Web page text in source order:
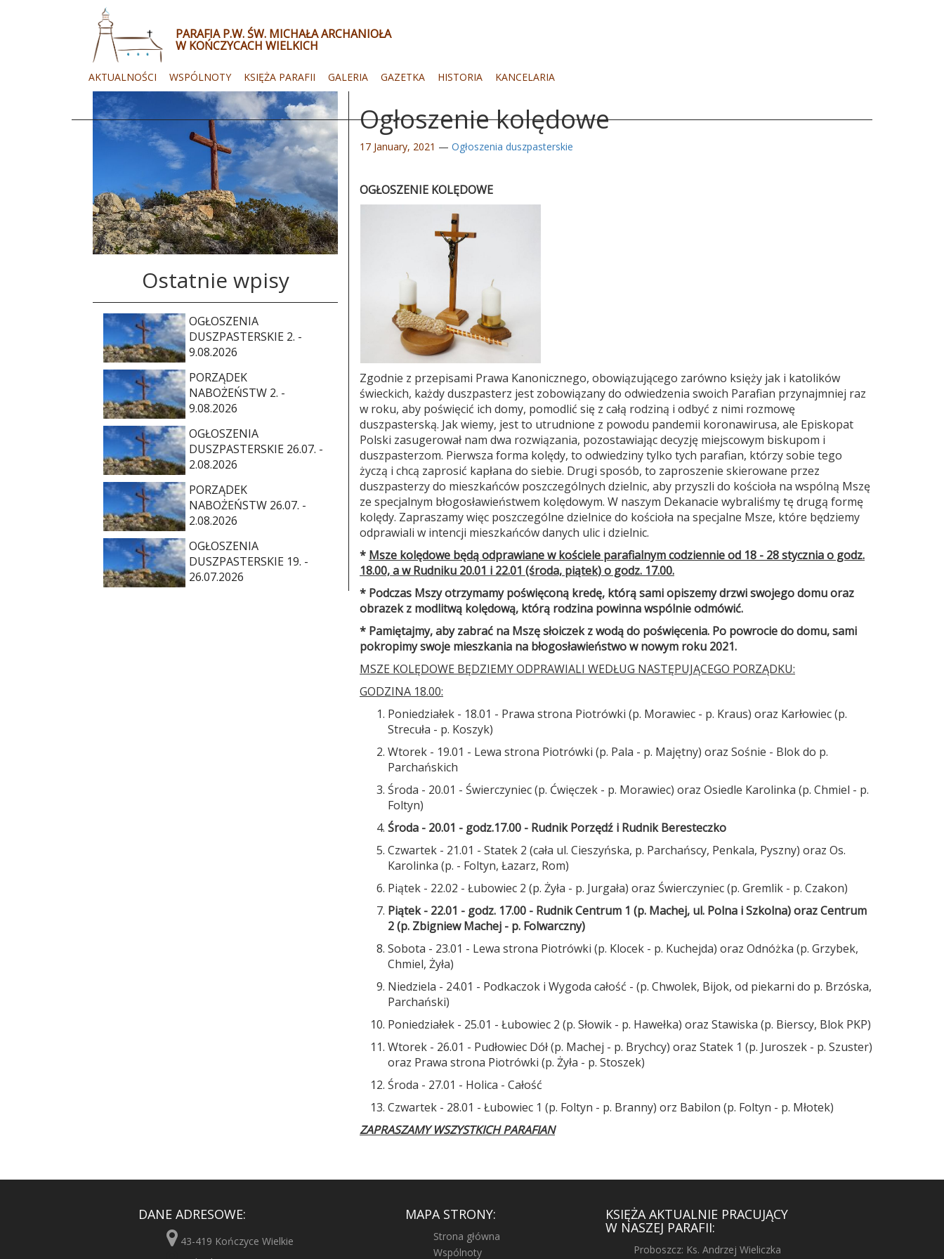
PARAFIA P.W. ŚW. MICHAŁA ARCHANIOŁA
W KOŃCZYCACH WIELKICH
WSPÓLNOTY KSIĘŻA PARAFII GALERIA GAZETKA HISTORIA KANCELARIA
AKTUALNOŚCI
Ogłoszenie kolędowe
17 January, 2021 — Ogłoszenia duszpasterskie
OGŁOSZENIE KOLĘDOWE
Zgodnie z przepisami Prawa Kanonicznego, obowiązującego zarówno księży jak i katolików
świeckich, każdy duszpasterz jest zobowiązany do odwiedzenia swoich Parafian przynajmniej raz
w roku, aby poświęcić ich domy, pomodlić się z całą rodziną i odbyć z nimi rozmowę
duszpasterską. Jak wiemy, jest to utrudnione z powodu pandemii koronawirusa, ale Episkopat
Polski zasugerował nam dwa rozwiązania, pozostawiając decyzję miejscowym biskupom i
duszpasterzom. Pierwsza forma kolędy, to odwiedziny tylko tych parafian, którzy sobie tego
życzą i chcą zaprosić kapłana do siebie. Drugi sposób, to zaproszenie skierowane przez
duszpasterzy do mieszkańców poszczególnych dzielnic, aby przyszli do kościoła na wspólną Mszę
ze specjalnym błogosławieństwem kolędowym. W naszym Dekanacie wybraliśmy tę drugą formę
kolędy. Zapraszamy więc poszczególne dzielnice do kościoła na specjalne Msze, które będziemy
odprawiali w intencji mieszkańców danych ulic i dzielnic.
* Msze kolędowe będą odprawiane w kościele parafialnym codziennie od 18 - 28 stycznia o godz.
18.00, a w Rudniku 20.01 i 22.01 (środa, piątek) o godz. 17.00.
* Podczas Mszy otrzymamy poświęconą kredę, którą sami opiszemy drzwi swojego domu oraz
obrazek z modlitwą kolędową, którą rodzina powinna wspólnie odmówić.
* Pamiętajmy, aby zabrać na Mszę słoiczek z wodą do poświęcenia. Po powrocie do domu, sami
pokropimy swoje mieszkania na błogosławieństwo w nowym roku 2021.
MSZE KOLĘDOWE BĘDZIEMY ODPRAWIALI WEDŁUG NASTĘPUJĄCEGO PORZĄDKU:
GODZINA 18.00:
Poniedziałek - 18.01 - Prawa strona Piotrówki (p. Morawiec - p. Kraus) oraz Karłowiec (p.
Strecuła - p. Koszyk)
Wtorek - 19.01 - Lewa strona Piotrówki (p. Pala - p. Majętny) oraz Sośnie - Blok do p.
Parchańskich
Środa - 20.01 - Świerczyniec (p. Ćwięczek - p. Morawiec) oraz Osiedle Karolinka (p. Chmiel - p.
Foltyn)
Środa - 20.01 - godz.17.00 - Rudnik Porzędź i Rudnik Beresteczko
Czwartek - 21.01 - Statek 2 (cała ul. Cieszyńska, p. Parchańscy, Penkala, Pyszny) oraz Os.
Karolinka (p. - Foltyn, Łazarz, Rom)
Piątek - 22.02 - Łubowiec 2 (p. Żyła - p. Jurgała) oraz Świerczyniec (p. Gremlik - p. Czakon)
Piątek - 22.01 - godz. 17.00 - Rudnik Centrum 1 (p. Machej, ul. Polna i Szkolna) oraz Centrum
2 (p. Zbigniew Machej - p. Folwarczny)
Sobota - 23.01 - Lewa strona Piotrówki (p. Klocek - p. Kuchejda) oraz Odnóżka (p. Grzybek,
Chmiel, Żyła)
Niedziela - 24.01 - Podkaczok i Wygoda całość - (p. Chwolek, Bijok, od piekarni do p. Brzóska,
Parchański)
Poniedziałek - 25.01 - Łubowiec 2 (p. Słowik - p. Hawełka) oraz Stawiska (p. Bierscy, Blok PKP)
Wtorek - 26.01 - Pudłowiec Dół (p. Machej - p. Brychcy) oraz Statek 1 (p. Juroszek - p. Szuster)
oraz Prawa strona Piotrówki (p. Żyła - p. Stoszek)
Środa - 27.01 - Holica - Całość
Czwartek - 28.01 - Łubowiec 1 (p. Foltyn - p. Branny) orz Babilon (p. Foltyn - p. Młotek)
ZAPRASZAMY WSZYSTKICH PARAFIAN
Ostatnie wpisy
OGŁOSZENIA
DUSZPASTERSKIE 2. -
9.08.2026
PORZĄDEK
NABOŻEŃSTW 2. -
9.08.2026
OGŁOSZENIA
DUSZPASTERSKIE 26.07. -
2.08.2026
PORZĄDEK
NABOŻEŃSTW 26.07. -
2.08.2026
OGŁOSZENIA
DUSZPASTERSKIE 19. -
26.07.2026
DANE ADRESOWE:
43-419 Kończyce Wielkie
MAPA STRONY:
Strona główna
Wspólnoty
KSIĘŻA AKTUALNIE PRACUJĄCY
W NASZEJ PARAFII:
Proboszcz: Ks. Andrzej Wieliczka